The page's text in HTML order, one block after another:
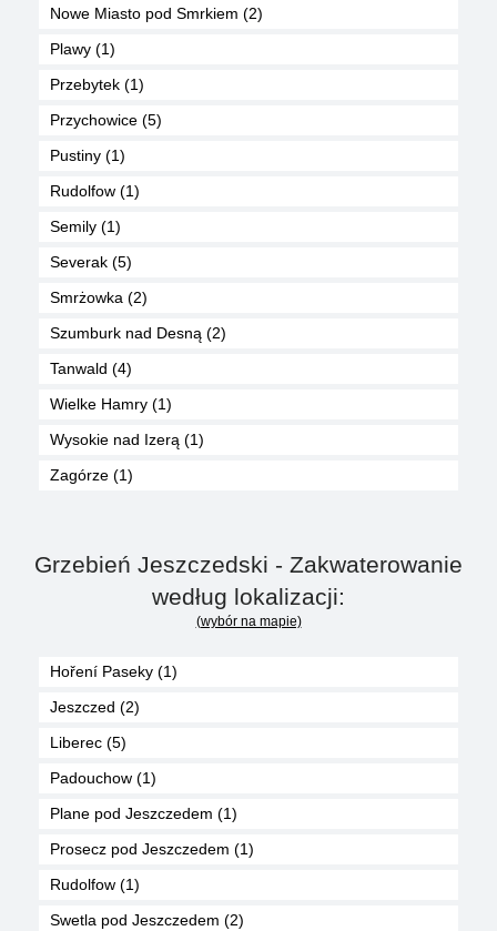
Nowe Miasto pod Smrkiem (2)
Plawy (1)
Przebytek (1)
Przychowice (5)
Pustiny (1)
Rudolfow (1)
Semily (1)
Severak (5)
Smrżowka (2)
Szumburk nad Desną (2)
Tanwald (4)
Wielke Hamry (1)
Wysokie nad Izerą (1)
Zagórze (1)
Grzebień Jeszczedski - Zakwaterowanie
według lokalizacji:
(wybór na mapie)
Hoření Paseky (1)
Jeszczed (2)
Liberec (5)
Padouchow (1)
Plane pod Jeszczedem (1)
Prosecz pod Jeszczedem (1)
Rudolfow (1)
Swetla pod Jeszczedem (2)